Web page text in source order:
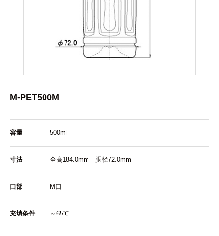
M-PET500M
容量 500ml
寸法 全高184.0mm 胴径72.0mm
口部 M口
充填条件 ～65℃